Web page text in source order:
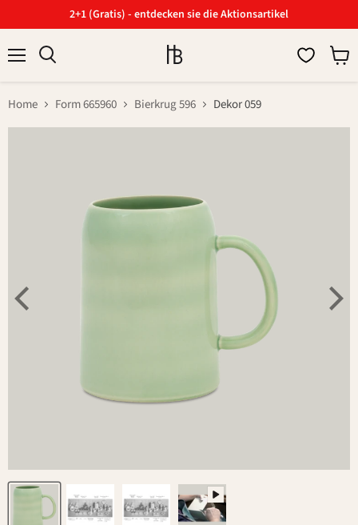
2+1 (Gratis) - entdecken sie die Aktionsartikel
Home Form 665960 Bierkrug 596 Dekor 059